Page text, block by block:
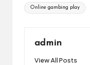
Tags:
Online gambing play
admin
View All Posts